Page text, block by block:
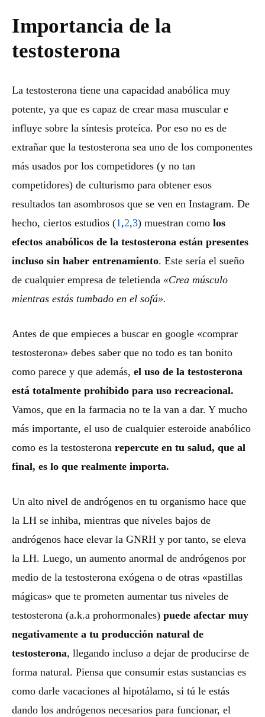
Importancia de la
testosterona
La testosterona tiene una capacidad anabólica muy
potente, ya que es capaz de crear masa muscular e
influye sobre la síntesis proteíca. Por eso no es de
extrañar que la testosterona sea uno de los componentes
más usados por los competidores (y no tan
competidores) de culturismo para obtener esos
resultados tan asombrosos que se ven en Instagram. De
hecho, ciertos estudios (1 ,2,3) muestran como los
efectos anabólicos de la testosterona están presentes
incluso sin haber entrenamiento. Este sería el sueño
de cualquier empresa de teletienda «Crea músculo
mientras estás tumbado en el sofá».
Antes de que empieces a buscar en google «comprar
testosterona» debes saber que no todo es tan bonito
como parece y que además, el uso de la testosterona
está totalmente prohibido para uso recreacional.
Vamos, que en la farmacia no te la van a dar. Y mucho
más importante, el uso de cualquier esteroide anabólico
como es la testosterona repercute en tu salud, que al
final, es lo que realmente importa.
Un alto nivel de andrógenos en tu organismo hace que
la LH se inhiba, mientras que niveles bajos de
andrógenos hace elevar la GNRH y por tanto, se eleva
la LH. Luego, un aumento anormal de andrógenos por
medio de la testosterona exógena o de otras «pastillas
mágicas» que te prometen aumentar tus niveles de
testosterona (a.k.a prohormonales) puede afectar muy
negativamente a tu producción natural de
testosterona, llegando incluso a dejar de producirse de
forma natural. Piensa que consumir estas sustancias es
como darle vacaciones al hipotálamo, si tú le estás
dando los andrógenos necesarios para funcionar, el